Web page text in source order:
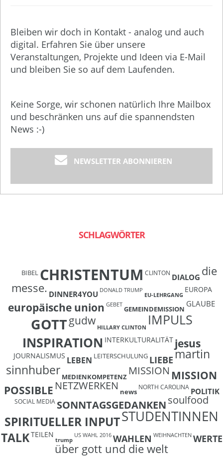
Bleiben wir doch in Kontakt - analog und auch
digital. Erfahren Sie über unsere
Veranstaltungen, Projekte und Ideen via E-Mail
und bleiben Sie so auf dem Laufenden.
Keine Sorge, wir schonen natürlich Ihre Mailbox
und beschränken uns auf die spannendsten
News :-)
NEWSLETTER ABONNIEREN
SCHLAGWÖRTER
BIBEL CHRISTENTUM CLINTON DIALOG die
messe. DINNER4YOU DONALD TRUMP
EU-LEHRGANG
EUROPA
europäische union GEBET GEMEINDEMISSION
GLAUBE
GOTTgudw HILLARY CLINTON IMPULS
INSPIRATION INTERKULTURALITÄT jesus
JOURNALISMUS LEBEN LEITERSCHULUNG LIEBEmartin
sinnhuber MEDIENKOMPETENZ MISSION MISSION
POSSIBLE NETZWERKEN news
NORTH CAROLINA POLITIK
SOCIAL MEDIA SONNTAGSGEDANKENsoulfood
SPIRITUELLER INPUTSTUDENTINNEN
TALKTEILEN
trump
US WAHL 2016 WAHLEN WEIHNACHTEN WERTE
über gott und die welt